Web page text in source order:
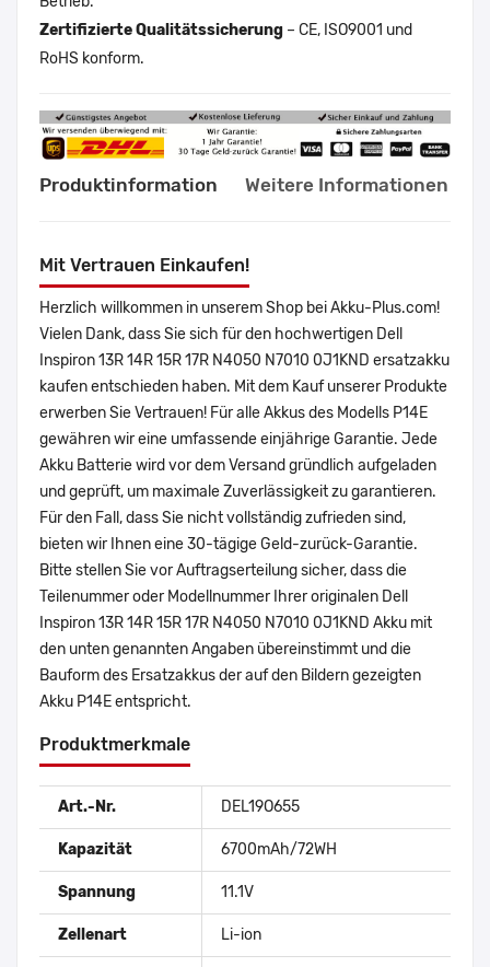
Zertifizierte Qualitätssicherung – CE, ISO9001 und
RoHS konform.
Produktinformation Weitere Informationen
Mit Vertrauen Einkaufen!
Herzlich willkommen in unserem Shop bei Akku-Plus.com!
Vielen Dank, dass Sie sich für den hochwertigen Dell
Inspiron 13R 14R 15R 17R N4050 N7010 0J1KND ersatzakku
kaufen entschieden haben. Mit dem Kauf unserer Produkte
erwerben Sie Vertrauen! Für alle Akkus des Modells P14E
gewähren wir eine umfassende einjährige Garantie. Jede
Akku Batterie wird vor dem Versand gründlich aufgeladen
und geprüft, um maximale Zuverlässigkeit zu garantieren.
Für den Fall, dass Sie nicht vollständig zufrieden sind,
bieten wir Ihnen eine 30-tägige Geld-zurück-Garantie.
Bitte stellen Sie vor Auftragserteilung sicher, dass die
Teilenummer oder Modellnummer Ihrer originalen Dell
Inspiron 13R 14R 15R 17R N4050 N7010 0J1KND Akku mit
den unten genannten Angaben übereinstimmt und die
Bauform des Ersatzakkus der auf den Bildern gezeigten
Akku P14E entspricht.
Produktmerkmale
Art.-Nr. DEL19O655
Kapazität 6700mAh/72WH
Spannung 11.1V
Zellenart Li-ion